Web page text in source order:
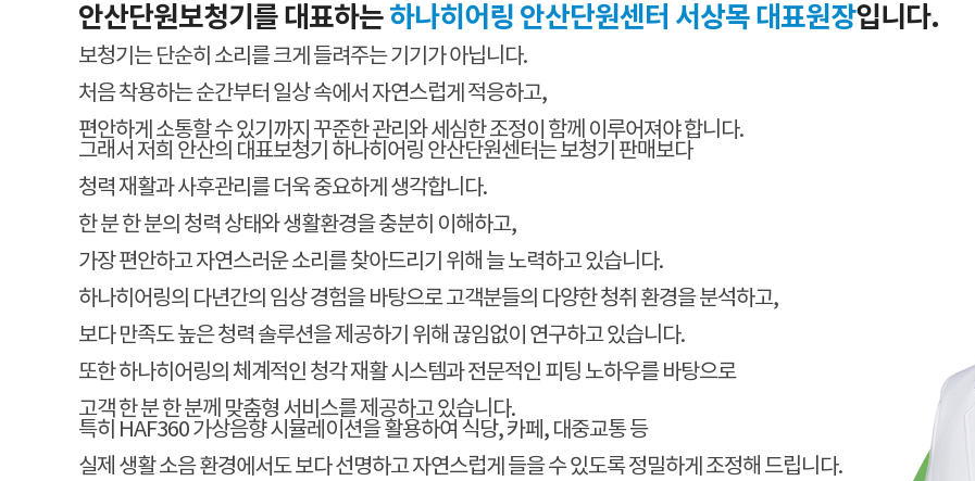
안산단원보청기를 대표하는하나히어링 안산단원센터 서상목 대표원장입니다.
보청기는 단순히 소리를 크게 들려주는 기기가 아닙니다.
처음 착용하는 순간부터 일상 속에서 자연스럽게 적응하고,
편안하게 소통할 수 있기까지 꾸준한 관리와 세심한 조정이 함께 이루어져야 합니다.
그래서 저희 안산의 대표보청기 하나히어링 안산단원센터는 보청기 판매보다
청력 재활과 사후관리를 더욱 중요하게 생각합니다.
한 분 한 분의 청력 상태와 생활환경을 충분히 이해하고,
가장 편안하고 자연스러운 소리를 찾아드리기 위해 늘 노력하고 있습니다.
하나히어링의 다년간의 임상 경험을 바탕으로 고객분들의 다양한 청취 환경을 분석하고,
보다 만족도 높은 청력 솔루션을 제공하기 위해 끊임없이 연구하고 있습니다.
또한 하나히어링의 체계적인 청각 재활 시스템과 전문적인 피팅 노하우를 바탕으로
고객 한 분 한 분께 맞춤형 서비스를 제공하고 있습니다.
특히 HAF360 가상음향 시뮬레이션을 활용하여 식당, 카페, 대중교통 등
실제 생활 소음 환경에서도 보다 선명하고 자연스럽게 들을 수 있도록 정밀하게 조정해 드립니다.